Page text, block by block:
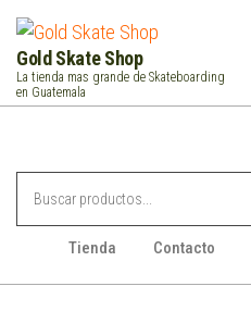
Saltar
contenido
Gold Skate Shop
La tienda mas grande de Skateboarding
en Guatemala
Tienda Contacto